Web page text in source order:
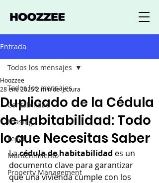
Entrada
Todos los mensajes
Contabilidad
Leasing
Legal
Mantenimiento
Property Management
Todos los mensajes
Duplicado de la Cédula
de Habitabilidad: Todo
lo que Necesitas Saber
Hoozzee
28 ene 20252 min de lectura
La cédula de habitabilidad es un
documento clave para garantizar
que una vivienda cumple con los